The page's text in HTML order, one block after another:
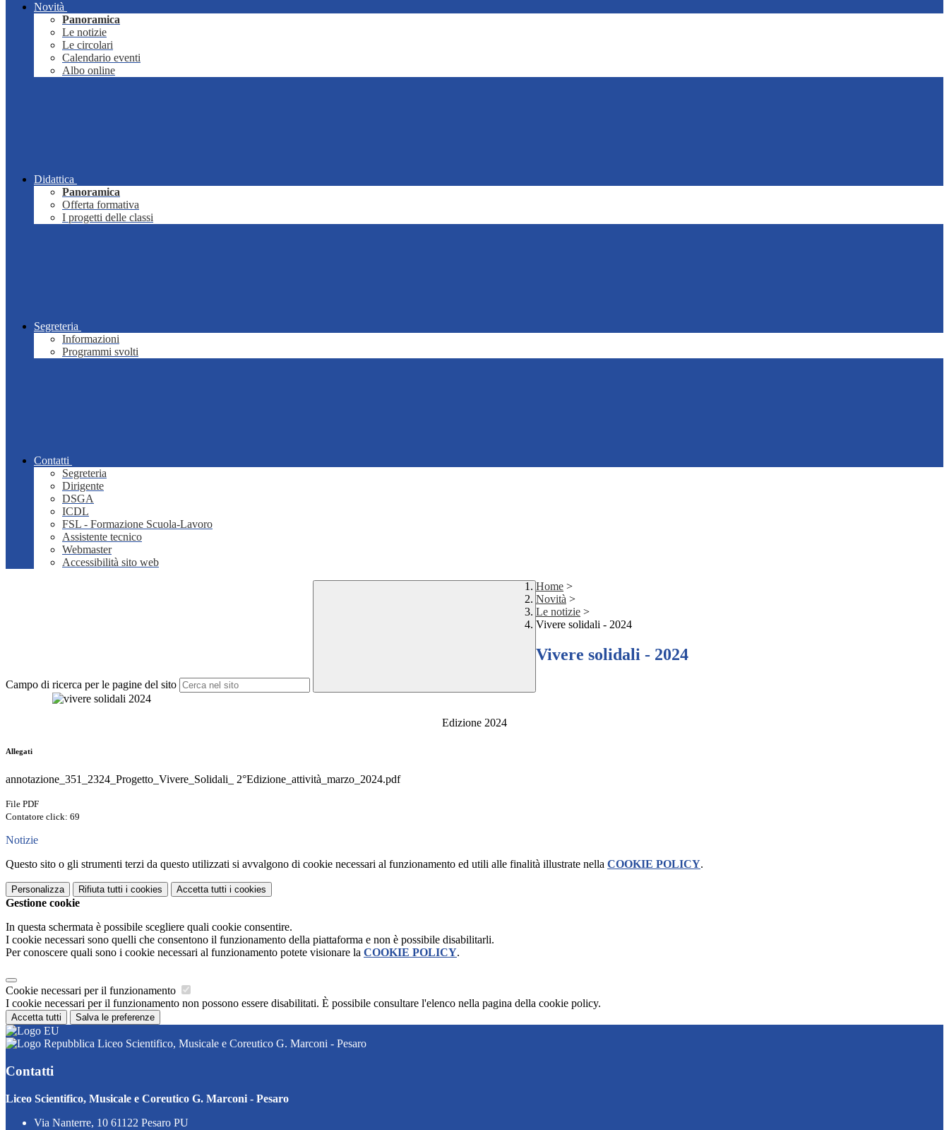
Novità
Panoramica
Le notizie
Le circolari
Calendario eventi
Albo online
Didattica
Panoramica
Offerta formativa
I progetti delle classi
Segreteria
Informazioni
Programmi svolti
Contatti
Segreteria
Dirigente
DSGA
ICDL
FSL - Formazione Scuola-Lavoro
Assistente tecnico
Webmaster
Accessibilità sito web
Campo di ricerca per le pagine del sito
Home >
Novità >
Le notizie >
Vivere solidali - 2024
Vivere solidali - 2024
Edizione 2024
Allegati
annotazione_351_2324_Progetto_Vivere_Solidali_ 2°Edizione_attività_marzo_2024.pdf
File PDF
Contatore click: 69
Notizie
Questo sito o gli strumenti terzi da questo utilizzati si avvalgono di cookie necessari al funzionamento ed utili alle finalità illustrate nella COOKIE POLICY.
Personalizza Rifiuta tutti i cookies Accetta tutti i cookies
Gestione cookie
In questa schermata è possibile scegliere quali cookie consentire.
I cookie necessari sono quelli che consentono il funzionamento della piattaforma e non è possibile disabilitarli.
Per conoscere quali sono i cookie necessari al funzionamento potete visionare la COOKIE POLICY.
Cookie necessari per il funzionamento
I cookie necessari per il funzionamento non possono essere disabilitati. È possibile consultare l'elenco nella pagina della cookie policy.
Accetta tutti Salva le preferenze
Liceo Scientifico, Musicale e Coreutico G. Marconi - Pesaro
Contatti
Liceo Scientifico, Musicale e Coreutico G. Marconi - Pesaro
Via Nanterre, 10 61122 Pesaro PU